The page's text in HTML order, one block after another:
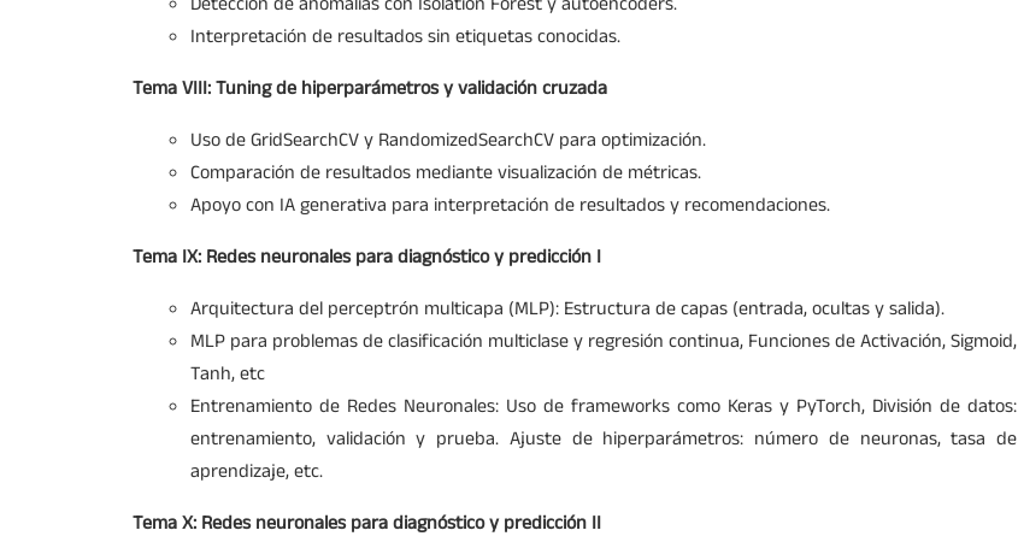
Interpretación de resultados sin etiquetas conocidas.
Tema VIII: Tuning de hiperparámetros y validación cruzada
Uso de GridSearchCV y RandomizedSearchCV para optimización.
Comparación de resultados mediante visualización de métricas.
Apoyo con IA generativa para interpretación de resultados y recomendaciones.
Tema IX: Redes neuronales para diagnóstico y predicción I
Arquitectura del perceptrón multicapa (MLP): Estructura de capas (entrada, ocultas y salida).
MLP para problemas de clasificación multiclase y regresión continua, Funciones de Activación, Sigmoid,
Tanh, etc
Entrenamiento de Redes Neuronales: Uso de frameworks como Keras y PyTorch, División de datos:
entrenamiento, validación y prueba. Ajuste de hiperparámetros: número de neuronas, tasa de
aprendizaje, etc.
Tema X: Redes neuronales para diagnóstico y predicción II